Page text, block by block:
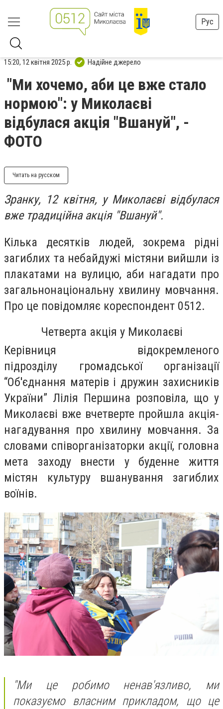
Рус
15:20, 12 квітня 2025 р. Надійне джерело
"Ми хочемо, аби це вже стало
нормою": у Миколаєві
відбулася акція "Вшануй", -
ФОТО
Читать на русском
Зранку, 12 квітня, у Миколаєві відбулася
вже традиційна акція "Вшануй".
Кілька десятків людей, зокрема рідні
загиблих та небайдужі містяни вийшли із
плакатами на вулицю, аби нагадати про
загальнонаціональну хвилину мовчання.
Про це повідомляє кореспондент 0512.
Четверта акція у Миколаєві
Керівниця відокремленого
підрозділу громадської організації
“Об'єднання матерів і дружин захисників
України” Лілія Першина розповіла, що у
Миколаєві вже вчетверте пройшла акція-
нагадування про хвилину мовчання. За
словами співорганізаторки акції, головна
мета заходу внести у буденне життя
містян культуру вшанування загиблих
воїнів.
"Ми це робимо ненав'язливо, ми
показуємо власним прикладом, що це